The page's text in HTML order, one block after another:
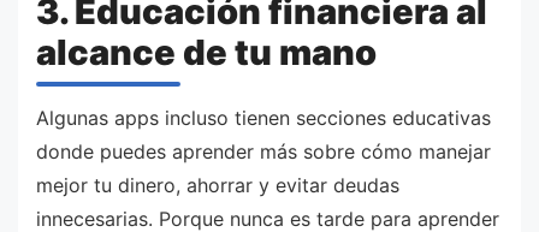
3. Educación financiera al
alcance de tu mano
Algunas apps incluso tienen secciones educativas
donde puedes aprender más sobre cómo manejar
mejor tu dinero, ahorrar y evitar deudas
innecesarias. Porque nunca es tarde para aprender